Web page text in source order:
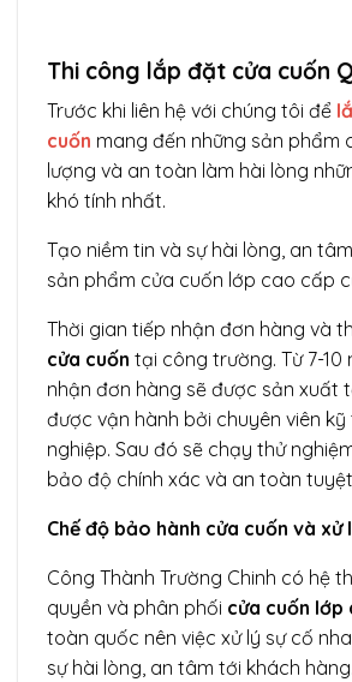
Thi công lắp đặt cửa cuốn
Trước khi liên hệ với chúng tôi để
cuốn mang đến những sản phẩm
lượng và an toàn làm hài lòng
khó tính nhất.
Tạo niềm tin và sự hài lòng, an
sản phẩm cửa cuốn lớp cao cấp
Thời gian tiếp nhận đơn hàng và
cửa cuốn tại công trường. Từ 7-10
nhận đơn hàng sẽ được sản xuất
được vận hành bởi chuyên viên
nghiệp. Sau đó sẽ chạy thử
bảo độ chính xác và an toàn
Chế độ bảo hành cửa cuốn và xử
Công Thành Trường Chinh có hệ
quyền và phân phối cửa cuốn lớp
toàn quốc nên việc xử lý sự cố
sự hài lòng, an tâm tới khách hàng.